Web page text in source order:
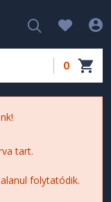
0
tart.
folytatódik.